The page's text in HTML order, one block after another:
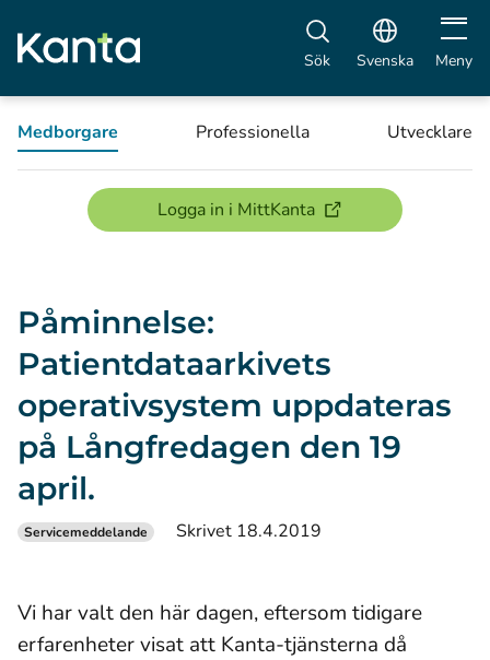
Sök Svenska Öppna
Meny
Medborgare Professionella Utvecklare
Logga in i MittKanta(öppnas i ett nytt
Påminnelse:
Patientdataarkivets
operativsystem uppdateras
på Långfredagen den 19
april.
Servicemeddelande Skrivet 18.4.2019
Vi har valt den här dagen, eftersom tidigare
erfarenheter visat att Kanta-tjänsterna då